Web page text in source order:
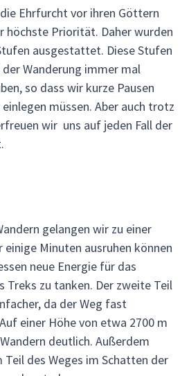
Ehrfurcht vor ihren Göttern
höchste Priorität. Daher wurden
ausgestattet. Diese Stufen
Wanderung immer mal
so dass wir kurze Pausen
müssen. Aber auch trotz
wir uns auf jeden Fall der
gelangen wir zu einer
Minuten ausruhen können
neue Energie für das
Treks zu tanken. Der zweite Teil
da der Weg fast
einer Höhe von etwa 2700 m
deutlich. Außerdem
des Weges im Schatten der